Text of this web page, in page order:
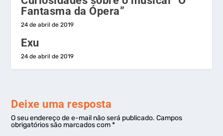
Fantasma da Ópera”
24 de abril de 2019
Exu
24 de abril de 2019
Deixe uma resposta
O seu endereço de e-mail não será publicado. Campos
obrigatórios são marcados com*